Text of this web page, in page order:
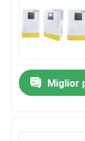
Miglior